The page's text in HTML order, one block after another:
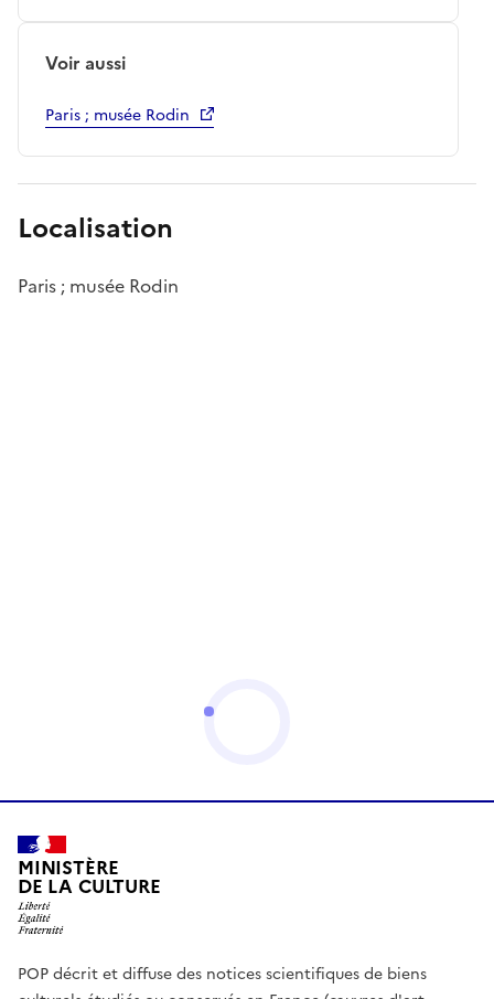
Voir aussi
Paris ; musée Rodin
Localisation
Paris ; musée Rodin
MINISTÈRE
DE LA CULTURE
POP décrit et diffuse des notices scientifiques de biens